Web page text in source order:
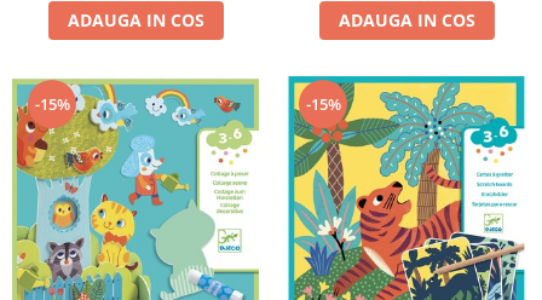
ADAUGA IN COS ADAUGA IN COS
-15% -15%